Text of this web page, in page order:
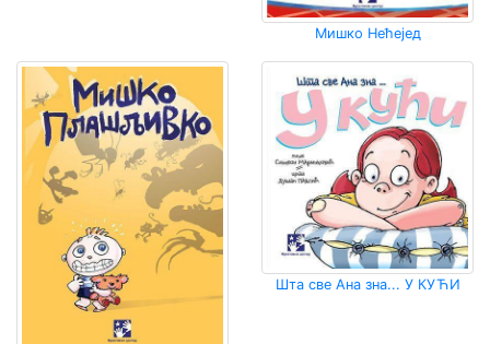
Мишко Нећејед
Шта све Ана зна... У КУЋИ